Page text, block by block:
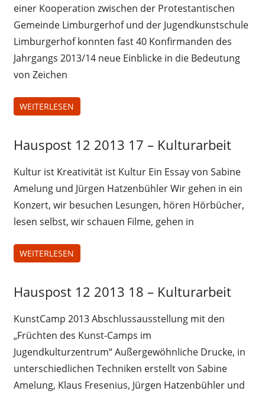
einer Kooperation zwischen der Protestantischen
Gemeinde Limburgerhof und der Jugendkunstschule
Limburgerhof konnten fast 40 Konfirmanden des
Jahrgangs 2013/14 neue Einblicke in die Bedeutung
von Zeichen
WEITERLESEN
Hauspost
Hauspost 12 2013 17 – Kulturarbeit
Kultur ist Kreativität ist Kultur Ein Essay von Sabine
Amelung und Jürgen Hatzenbühler Wir gehen in ein
Konzert, wir besuchen Lesungen, hören Hörbücher,
lesen selbst, wir schauen Filme, gehen in
WEITERLESEN
Hauspost
Hauspost 12 2013 18 – Kulturarbeit
KunstCamp 2013 Abschlussausstellung mit den
„Früchten des Kunst-Camps im
Jugendkulturzentrum“ Außergewöhnliche Drucke, in
unterschiedlichen Techniken erstellt von Sabine
Amelung, Klaus Fresenius, Jürgen Hatzenbühler und